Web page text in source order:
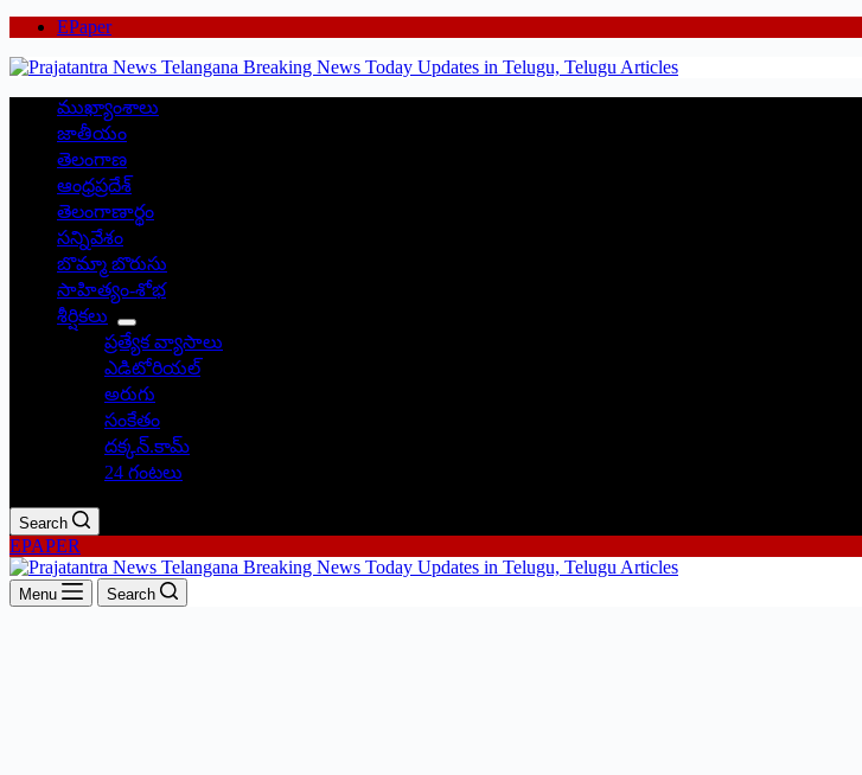
EPaper
ముఖ్యాంశాలు
జాతీయం
తెలంగాణ
ఆంధ్రప్రదేశ్
తెలంగాణార్థం
సన్నివేశం
బొమ్మా బొరుసు
సాహిత్యం-శోభ
శీర్షికలు
ప్రత్యేక వ్యాసాలు
ఎడిటోరియల్
అరుగు
సంకేతం
దక్కన్.కామ్
24 గంటలు
Search
EPAPER
Menu Search